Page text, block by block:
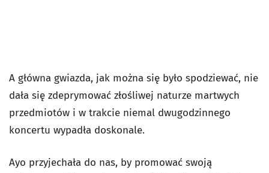
A główna gwiazda, jak można się było spodziewać, nie
dała się zdeprymować złośliwej naturze martwych
przedmiotów i w trakcie niemal dwugodzinnego
koncertu wypadła doskonale.
Ayo przyjechała do nas, by promować swoją